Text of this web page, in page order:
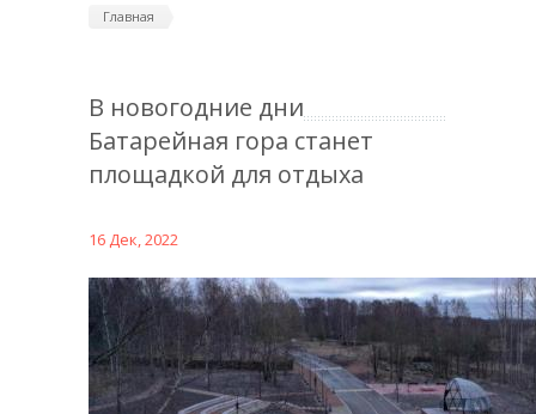
Главная
В новогодние дни
Батарейная гора станет
площадкой для отдыха
16 Дек, 2022